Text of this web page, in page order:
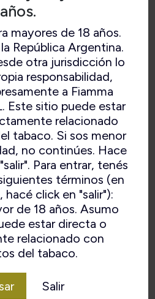
años.
mayores de 18 años.
República Argentina.
otra jurisdicción lo
responsabilidad,
a Fiamma
Este sitio puede estar
relacionado
tabaco. Si sos menor
no continúes. Hace
Para entrar, tenés
términos (en
click en "salir"):
de 18 años. Asumo
estar directa o
relacionado con
del tabaco.
Salir